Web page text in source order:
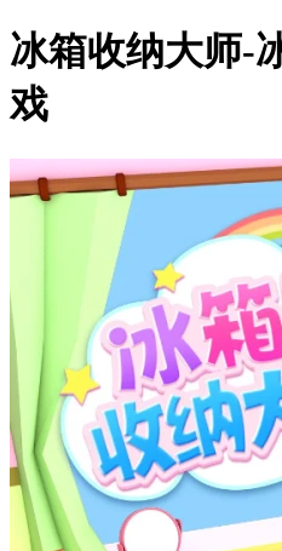
冰箱收纳大师-
戏